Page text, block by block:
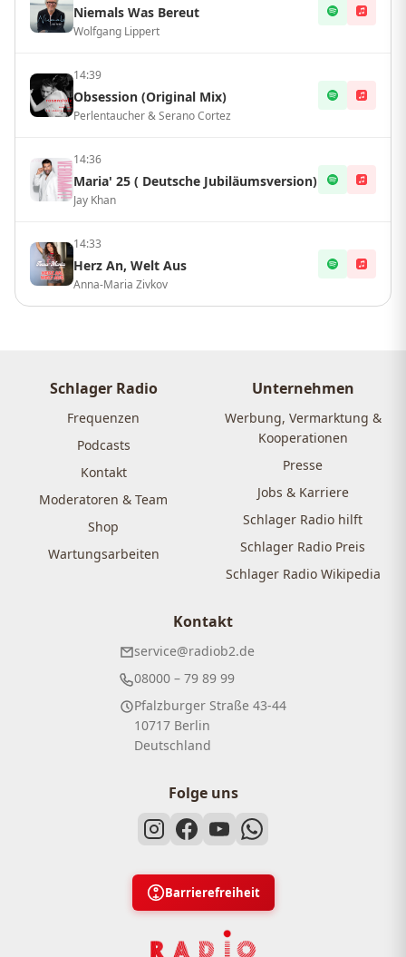
Niemals Was Bereut
Wolfgang Lippert
14:39
Obsession (Original Mix)
Perlentaucher & Serano Cortez
14:36
Maria' 25 ( Deutsche Jubiläumsversion)
Jay Khan
14:33
Herz An, Welt Aus
Anna-Maria Zivkov
Schlager Radio
Frequenzen
Podcasts
Kontakt
Moderatoren & Team
Shop
Wartungsarbeiten
Unternehmen
Werbung, Vermarktung &
Kooperationen
Presse
Jobs & Karriere
Schlager Radio hilft
Schlager Radio Preis
Schlager Radio Wikipedia
Kontakt
service@radiob2.de
08000 – 79 89 99
Pfalzburger Straße 43-44
10717 Berlin
Deutschland
Folge uns
Barrierefreiheit